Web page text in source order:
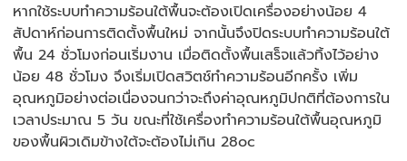
หากใช้ระบบทำความร้อนใต้พื้นจะต้องเปิดเครื่องอย่างน้อย 4
สัปดาห์ก่อนการติดตั้งพื้นใหม่ จากนั้นจึงปิดระบบทำความร้อนใต้
พื้น 24 ชั่วโมงก่อนเริ่มงาน เมื่อติดตั้งพื้นเสร็จแล้วทิ้งไว้อย่าง
น้อย 48 ชั่วโมง จึงเริ่มเปิดสวิตช์ทำความร้อนอีกครั้ง เพิ่ม
อุณหภูมิอย่างต่อเนื่องจนกว่าจะถึงค่าอุณหภูมิปกติที่ต้องการใน
เวลาประมาณ 5 วัน ขณะที่ใช้เครื่องทำความร้อนใต้พื้นอุณหภูมิ
ของพื้นผิวเดิมข้างใต้จะต้องไม่เกิน 28oc